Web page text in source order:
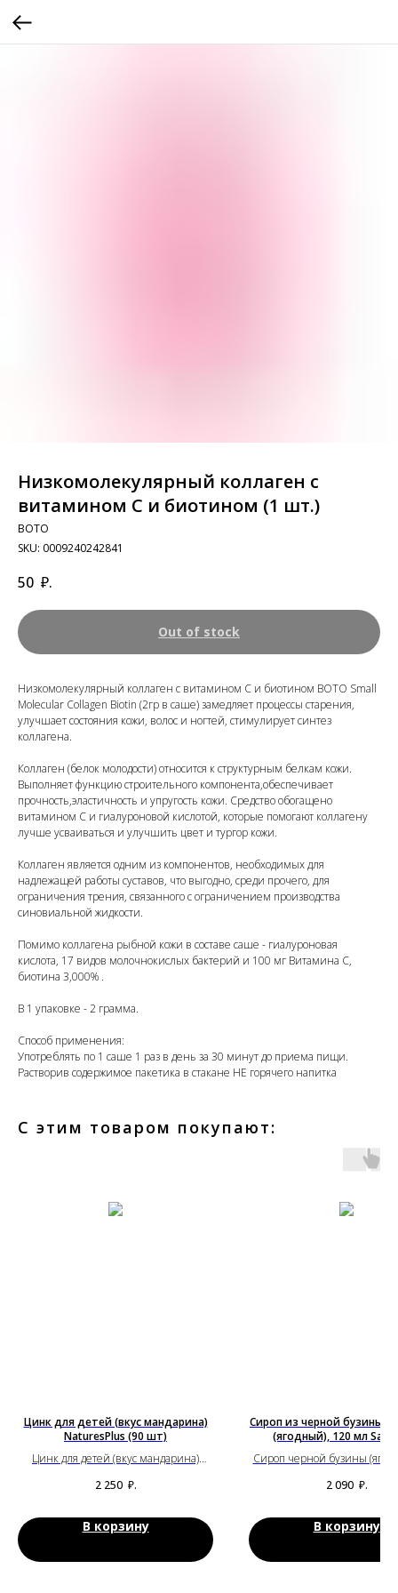
Низкомолекулярный коллаген с
витамином С и биотином (1 шт.)
BOTO
SKU: 0009240242841
50 ₽.
Out of stock
Низкомолекулярный коллаген с витамином С и биотином BOTO Small
Molecular Collagen Biotin (2гр в саше) замедляет процессы старения,
улучшает состояния кожи, волос и ногтей, стимулирует синтез
коллагена.
Коллаген (белок молодости) относится к структурным белкам кожи.
Выполняет функцию строительного компонента,обеспечивает
прочность,эластичность и упругость кожи. Средство обогащено
витамином С и гиалуроновой кислотой, которые помогают коллагену
лучше усваиваться и улучшить цвет и тургор кожи.
Коллаген является одним из компонентов, необходимых для
надлежащей работы суставов, что выгодно, среди прочего, для
ограничения трения, связанного с ограничением производства
синовиальной жидкости.
Помимо коллагена рыбной кожи в составе саше - гиалуроновая
кислота, 17 видов молочнокислых бактерий и 100 мг Витамина С,
биотина 3,000% .
В 1 упаковке - 2 грамма.
Способ применения:
Употреблять по 1 саше 1 раз в день за 30 минут до приема пищи.
Растворив содержимое пакетика в стакане НЕ горячего напитка
С этим товаром покупают:
Цинк для детей (вкус мандарина)
NaturesPlus (90 шт)
Цинк для детей (вкус мандарина)
2 250 ₽.
В корзину
Сироп из черной бузины
(ягодный), 120 мл
Сироп черной бузины
2 090 ₽.
В корзину